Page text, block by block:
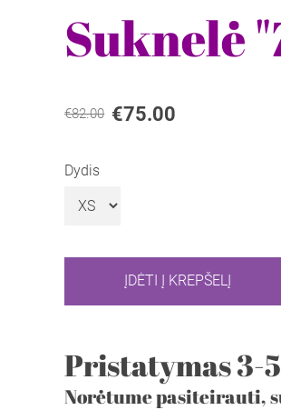
Suknelė
€82.00 €75.00
Dydis
ĮDĖTI Į KREPŠELĮ
Pristatymas 3-
Norėtume pasiteirauti,